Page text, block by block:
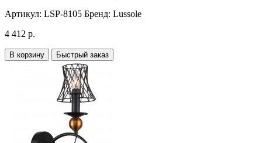
Артикул: LSP-8105 Бренд: Lussole
4 412 р.
В корзину Быстрый заказ